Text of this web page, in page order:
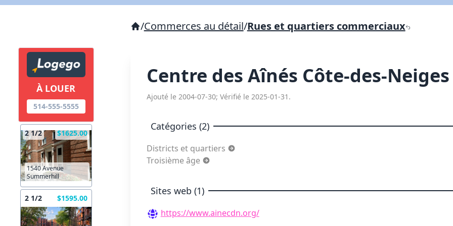
À LOUER
514-555-5555
2 1/2 $1625.00
1540 Avenue
Summerhill
2 1/2 $1595.00
/Commerces au détail/Rues et quartiers commerciaux
Centre des Aînés Côte-des-Neiges
Ajouté le 2004-07-30; Vérifié le 2025-01-31.
Catégories (2)
Districts et quartiers
Troisième âge
Sites web (1)
https://www.ainecdn.org/
X Fermer
X Fermer Envoyez